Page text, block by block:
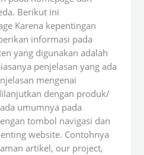
Berikut ini
Karena kepentingan
informasi pada
yang digunakan adalah
penjelasan yang ada
mengenai
dengan produk/
umumnya pada
tombol navigasi dan
website. Contohnya
artikel, our project,